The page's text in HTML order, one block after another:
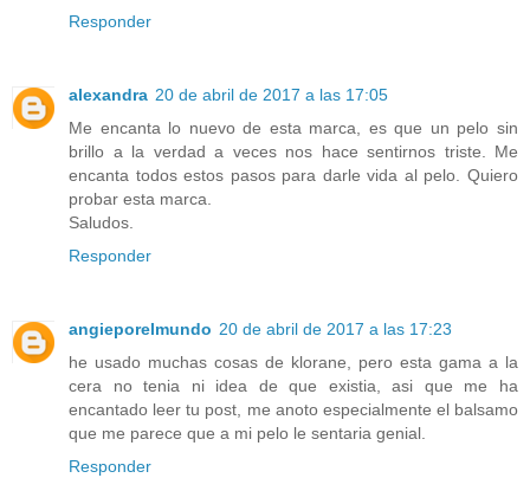
Responder
alexandra 20 de abril de 2017 a las 17:05
Me encanta lo nuevo de esta marca, es que un pelo sin
brillo a la verdad a veces nos hace sentirnos triste. Me
encanta todos estos pasos para darle vida al pelo. Quiero
probar esta marca.
Saludos.
Responder
angieporelmundo 20 de abril de 2017 a las 17:23
he usado muchas cosas de klorane, pero esta gama a la
cera no tenia ni idea de que existia, asi que me ha
encantado leer tu post, me anoto especialmente el balsamo
que me parece que a mi pelo le sentaria genial.
Responder